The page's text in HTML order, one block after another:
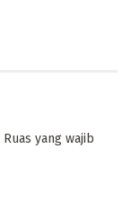
Ruas yang wajib